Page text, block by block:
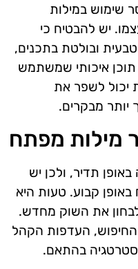
שימוש במילות
יש להבטיח כי
ובולטת בתכנים,
תוכן איכותי שמשתמש
יכול לשפר את
יותר מבקרים.
מילות מפתח
תדיר, ולכן יש
קבוע. טעות היא
את השוק מחדש.
החיפוש, העדפות הקהל
בהתאם.